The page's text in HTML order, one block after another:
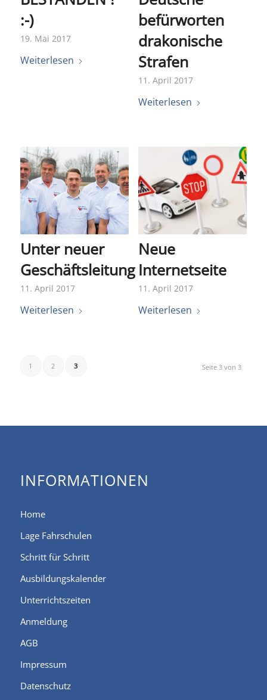
:-)
19. Mai 2017
Weiterlesen
befürworten
drakonische
Strafen
11. April 2017
Weiterlesen
Unter neuer
Geschäftsleitung
11. April 2017
Weiterlesen
Neue
Internetseite
11. April 2017
Weiterlesen
Seite 3 von 3
1 2 3
INFORMATIONEN
Home
Lage Fahrschulen
Schritt für Schritt
Ausbildungskalender
Unterrichtszeiten
Anmeldung
AGB
Impressum
Datenschutz